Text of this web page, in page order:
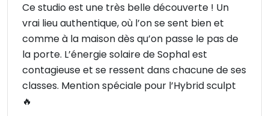
Ce studio est une très belle découverte ! Un
vrai lieu authentique, où l’on se sent bien et
comme à la maison dès qu’on passe le pas de
la porte. L’énergie solaire de Sophal est
contagieuse et se ressent dans chacune de ses
classes. Mention spéciale pour l’Hybrid sculpt
🔥